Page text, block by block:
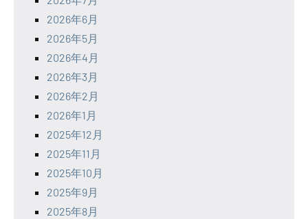
2026年6月
2026年5月
2026年4月
2026年3月
2026年2月
2026年1月
2025年12月
2025年11月
2025年10月
2025年9月
2025年8月